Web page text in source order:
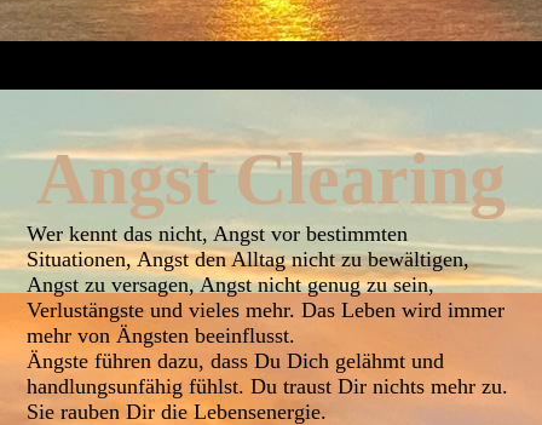
Angst Clearing
Wer kennt das nicht, Angst vor bestimmten
Situationen, Angst den Alltag nicht zu bewältigen,
Angst zu versagen, Angst nicht genug zu sein,
Verlustängste und vieles mehr. Das Leben wird immer
mehr von Ängsten beeinflusst.
Ängste führen dazu, dass Du Dich gelähmt und
handlungsunfähig fühlst. Du traust Dir nichts mehr zu.
Sie rauben Dir die Lebensenergie.